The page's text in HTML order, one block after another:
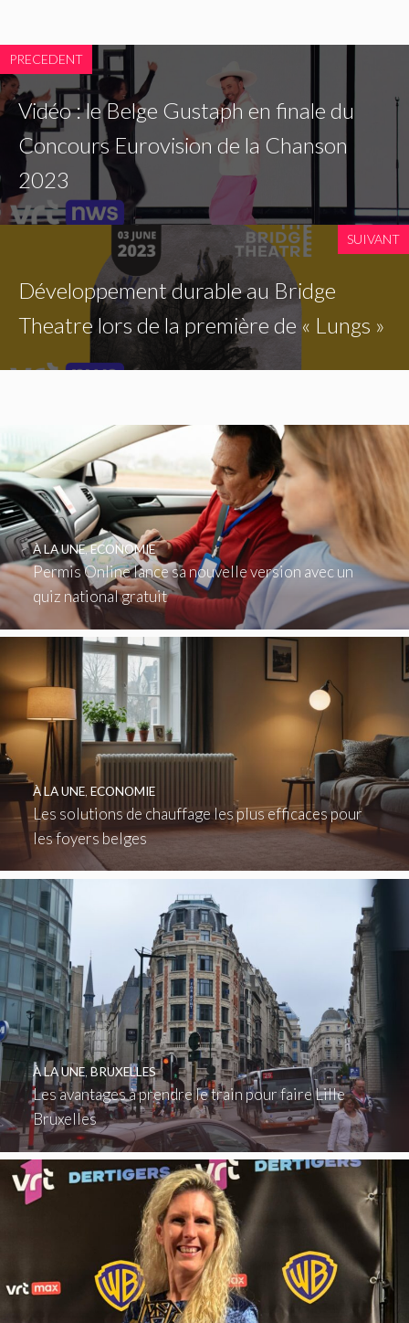
PRECEDENT
Vidéo : le Belge Gustaph en finale du
Concours Eurovision de la Chanson
2023
SUIVANT
Développement durable au Bridge
Theatre lors de la première de « Lungs »
Permis Online lance sa nouvelle version avec un
quiz national gratuit
À LA UNE,ECONOMIE
Les solutions de chauffage les plus efficaces pour
les foyers belges
À LA UNE, ECONOMIE
Les avantages à prendre le train pour faire Lille
Bruxelles
À LA UNE, BRUXELLES